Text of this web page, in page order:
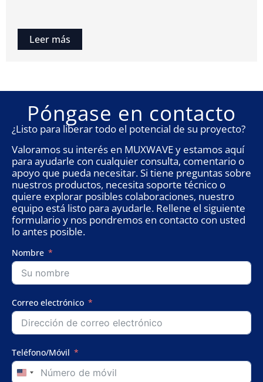
Leer más
Póngase en contacto
¿Listo para liberar todo el potencial de su proyecto?
Valoramos su interés en MUXWAVE y estamos aquí
para ayudarle con cualquier consulta, comentario o
apoyo que pueda necesitar. Si tiene preguntas sobre
nuestros productos, necesita soporte técnico o
quiere explorar posibles colaboraciones, nuestro
equipo está listo para ayudarle. Rellene el siguiente
formulario y nos pondremos en contacto con usted
lo antes posible.
Nombre
Correo electrónico
Teléfono/Móvil
United